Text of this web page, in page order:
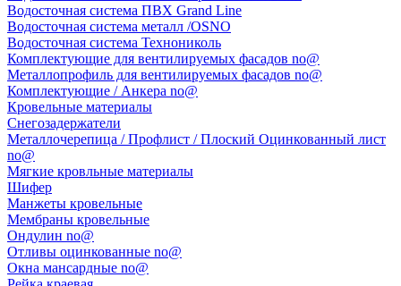
Водосточная система ПВХ Grand Line
Водосточная система металл /OSNO
Водосточная система Технониколь
Комплектующие для вентилируемых фасадов no@
Металлопрофиль для вентилируемых фасадов no@
Комплектующие / Анкера no@
Кровельные материалы
Снегозадержатели
Металлочерепица / Профлист / Плоский Оцинкованный лист
no@
Мягкие кровльные материалы
Шифер
Манжеты кровельные
Мембраны кровельные
Ондулин no@
Отливы оцинкованные no@
Окна мансардные no@